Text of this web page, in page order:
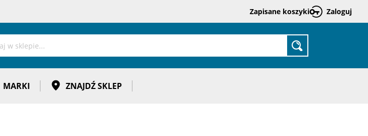
Zaloguj
Zapisane koszyki
do
MARKI ZNAJDŹ SKLEP